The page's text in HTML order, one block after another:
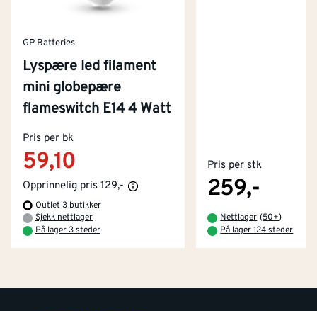
GP Batteries
Lyspære led filament
mini globepære
flameswitch E14 4 Watt
Pris per bk
59,10
Opprinnelig pris 129,-
Outlet 3 butikker
Sjekk nettlager
På lager 3 steder
Pris per stk
259,-
Nettlager (50+)
På lager 124 steder
Kjøpsbetingelser
Betaling
Retur- og angrerettsskjema
Kontakt oss
Tjenester
Montér Klubb
Om Montér
Byggevarehus og åpningstider
Prismatch